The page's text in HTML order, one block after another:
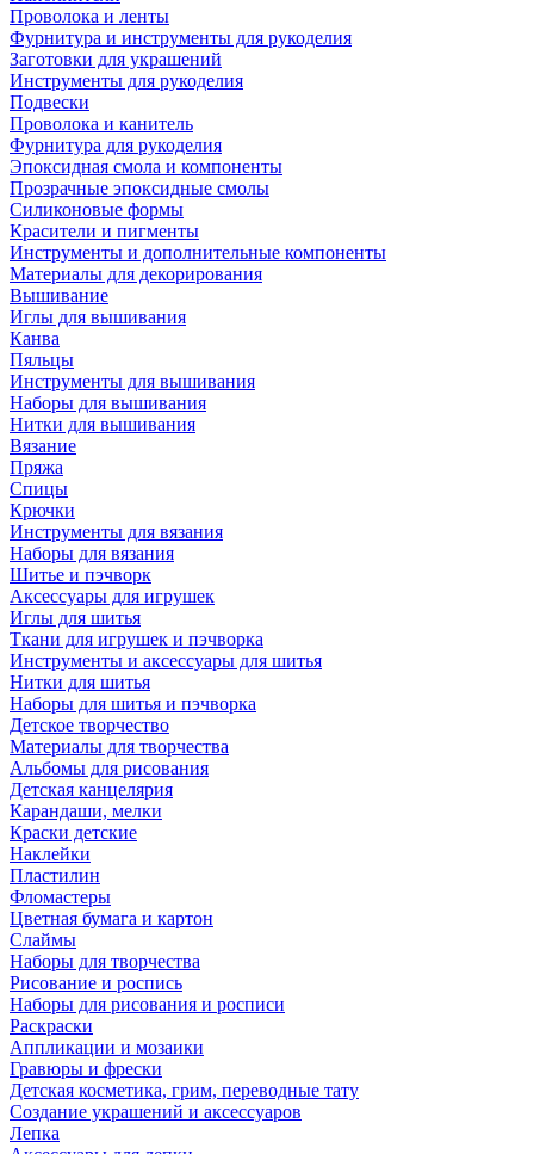
Проволока и ленты
Фурнитура и инструменты для рукоделия
Заготовки для украшений
Инструменты для рукоделия
Подвески
Проволока и канитель
Фурнитура для рукоделия
Эпоксидная смола и компоненты
Прозрачные эпоксидные смолы
Силиконовые формы
Красители и пигменты
Инструменты и дополнительные компоненты
Материалы для декорирования
Вышивание
Иглы для вышивания
Канва
Пяльцы
Инструменты для вышивания
Наборы для вышивания
Нитки для вышивания
Вязание
Пряжа
Спицы
Крючки
Инструменты для вязания
Наборы для вязания
Шитье и пэчворк
Аксессуары для игрушек
Иглы для шитья
Ткани для игрушек и пэчворка
Инструменты и аксессуары для шитья
Нитки для шитья
Наборы для шитья и пэчворка
Детское творчество
Материалы для творчества
Альбомы для рисования
Детская канцелярия
Карандаши, мелки
Краски детские
Наклейки
Пластилин
Фломастеры
Цветная бумага и картон
Слаймы
Наборы для творчества
Рисование и роспись
Наборы для рисования и росписи
Раскраски
Аппликации и мозаики
Гравюры и фрески
Детская косметика, грим, переводные тату
Создание украшений и аксессуаров
Лепка